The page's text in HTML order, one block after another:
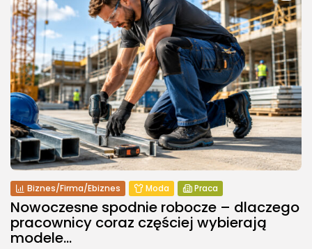
Biznes/Firma/Ebiznes Moda Praca
Nowoczesne spodnie robocze – dlaczego
pracownicy coraz częściej wybierają
modele...